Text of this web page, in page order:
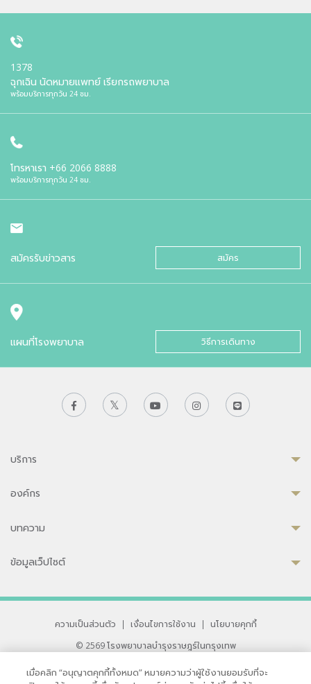
1378
ฉุกเฉิน นัดหมายแพทย์ เรียกรถพยาบาล
พร้อมบริการทุกวัน 24 ชม.
โทรหาเรา +66 2066 8888
พร้อมบริการทุกวัน 24 ชม.
สมัครรับข่าวสาร สมัคร
แผนที่โรงพยาบาล วิธีการเดินทาง
บริการ
องค์กร
บทความ
ข้อมูลเว็ปไซต์
ความเป็นส่วนตัว | เงื่อนไขการใช้งาน |
นโยบายคุกกี้
© 2569 โรงพยาบาลบำรุงราษฎร์ในกรุงเทพ
เมื่อคลิก “อนุญาตคุกกี้ทั้งหมด” หมายความว่าผู้ใช้งานยอมรับที่จะ